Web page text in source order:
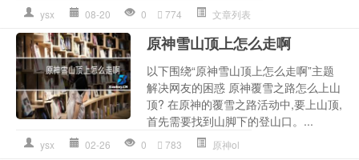
ysx 08-20 0 774 文章列表
原神雪山顶上怎么走啊
以下围绕“原神雪山顶上怎么走啊”主题
解决网友的困惑 原神覆雪之路怎么上山
顶? 在原神的覆雪之路活动中,要上山顶,
首先需要找到山脚下的登山口。...
ysx 02-26 0 783 原神ol